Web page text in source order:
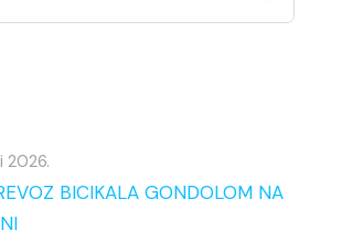
2026.
BICIKALA GONDOLOM NA